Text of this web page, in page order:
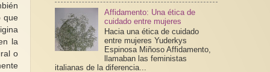
que
la
o
Affidamento: Una ética de
cuidado entre mujeres
Hacia una ética de cuidado
entre mujeres Yuderkys
Espinosa Miñoso Affidamento,
llamaban las feministas
italianas de la diferencia...